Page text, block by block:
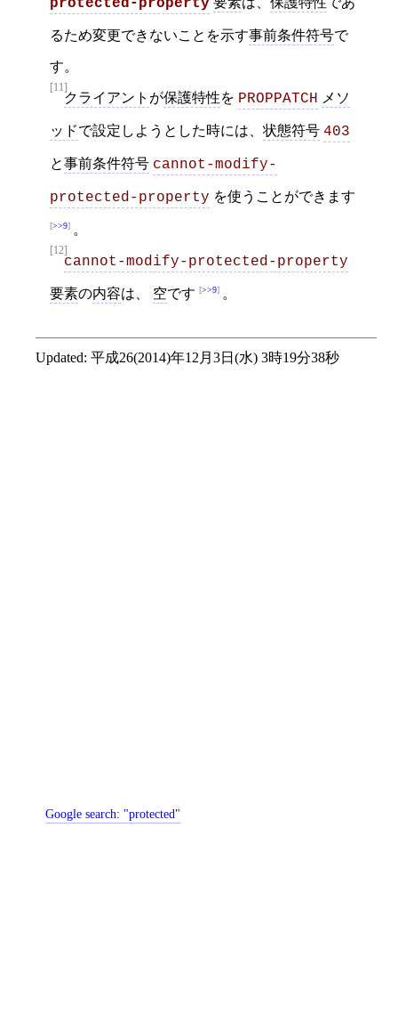
protected-property
るため変更できないことを示す事前条件符号で
す。
[11]
クライアント が保護特性を PROPPATCH メソ
ッドで設定しようとした時には、 状態符号 403
と事前条件符号 cannot-modify-
protected-property を使うことができます
>>9 。
[12]
cannot-modify-protected-property
要素の内容は、 空です >>9 。
Updated: 平成26(2014)年12月3日(水) 3時19分38秒
Google search: "protected"